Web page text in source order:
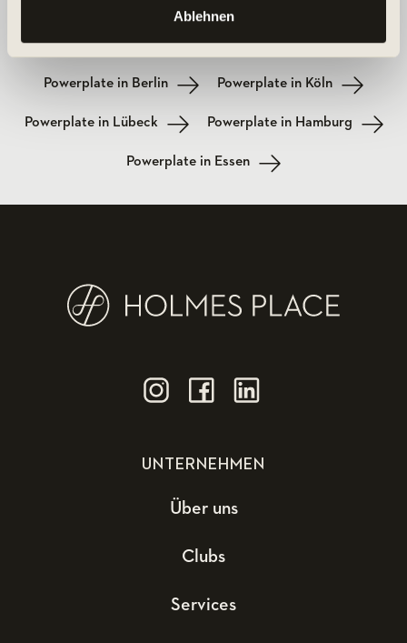
Ablehnen
Ihr Kurs in anderen Städten
Powerplate in Berlin Powerplate in Köln
Powerplate in Lübeck Powerplate in Hamburg
Powerplate in Essen
UNTERNEHMEN
Über uns
Clubs
Services